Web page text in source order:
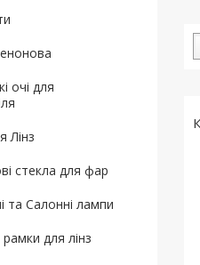
очі для
Лінз
стекла для фар
та Салонні лампи
рамки для лінз